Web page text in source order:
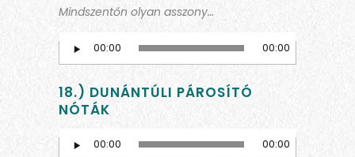
Mindszentőn olyan asszony…
Audio
Player
00:00 00:00
18.) DUNÁNTÚLI PÁROSÍTÓ
NÓTÁK
Player
00:00 00:00